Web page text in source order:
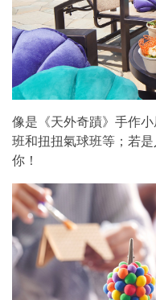
像是《天外奇蹟》手作
班和扭扭氣球班等；若
你！